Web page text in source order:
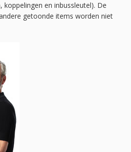
koppelingen en inbussleutel). De
getoonde items worden niet